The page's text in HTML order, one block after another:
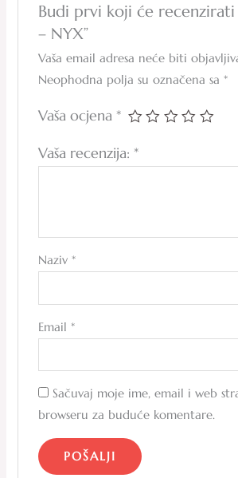
Budi prvi koji će recenzirati
– NYX”
Vaša email adresa neće biti
Neophodna polja su označena sa *
Vaša ocjena *
Vaša recenzija: *
Naziv *
Email *
Sačuvaj moje ime, email i web
browseru za buduće komentare.